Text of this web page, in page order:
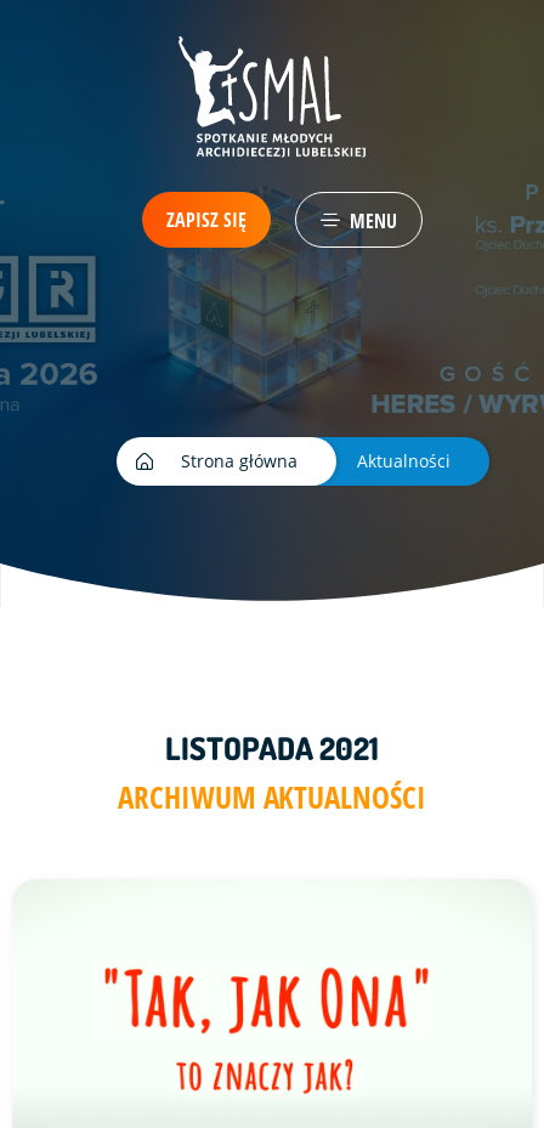
ZAPISZ SIĘ MENU
Strona główna Aktualności
LISTOPADA 2021
ARCHIWUM AKTUALNOŚCI